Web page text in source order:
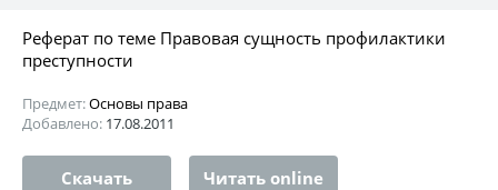
Реферат по теме Правовая сущность профилактики
преступности
Предмет:Основы права
Добавлено: 17.08.2011
Скачать Читать online